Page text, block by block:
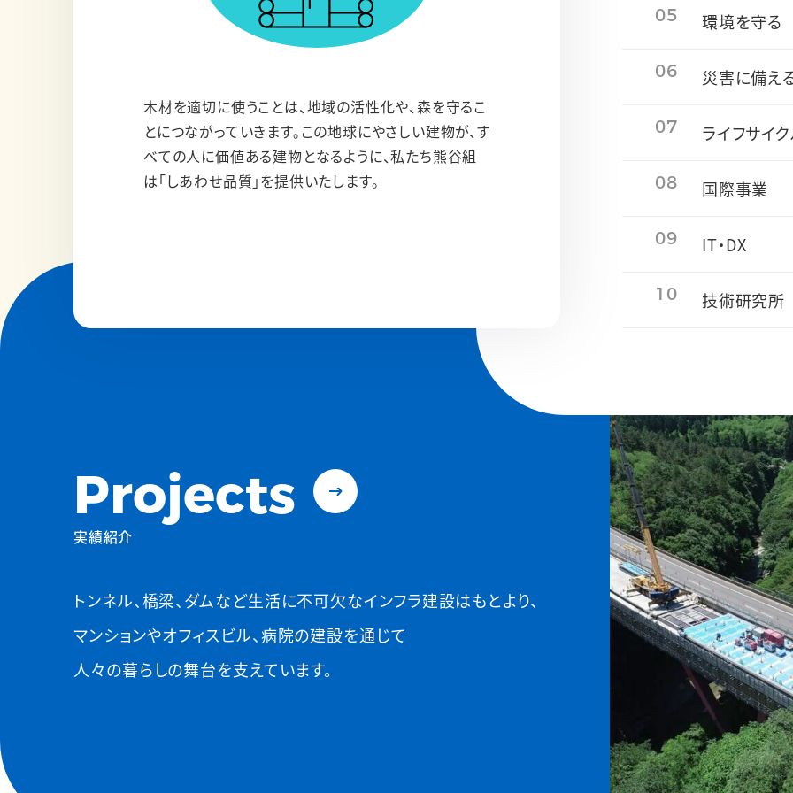
木材を適切に使うことは、地域の活性化や、森を守るこ
とにつながっていきます。この地球にやさしい建物が、す
べての人に価値ある建物となるように、私たち熊谷組
は「しあわせ品質」を提供いたします。
05 環境を守る
06 災害に備え
07 ライフサイ
08 国際事業
09 IT・DX
10 技術研究所
Projects
実績紹介
トンネル、橋梁、ダムなど生活に不可欠なインフラ建設はもとより、
マンションやオフィスビル、病院の建設を通じて
人々の暮らしの舞台を支えています。